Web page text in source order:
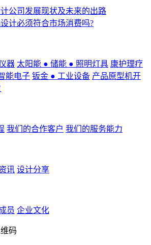
公司发展现状及未来的出路
计必须符合市场消费吗?
器 太阳能 ● 储能 ● 照明灯具 康护理疗
能电子 钣金 ● 工业设备 产品原型机开
我们的合作客户 我们的服务能力
讯 设计分享
员 企业文化